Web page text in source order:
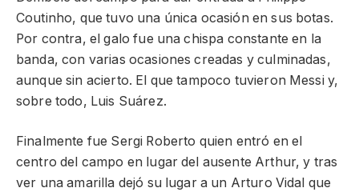
Coutinho, que tuvo una única ocasión en sus botas.
Por contra, el galo fue una chispa constante en la
banda, con varias ocasiones creadas y culminadas,
aunque sin acierto. El que tampoco tuvieron Messi y,
sobre todo, Luis Suárez.
Finalmente fue Sergi Roberto quien entró en el
centro del campo en lugar del ausente Arthur, y tras
ver una amarilla dejó su lugar a un Arturo Vidal que